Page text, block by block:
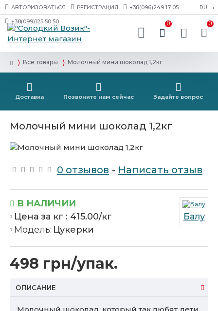
АВТОРИЗОВАТЬСЯ РЕГИСТРАЦИЯ +38(096)249 17 05
+38(099)125 50 50
RU
0 0
Все товары Молочный мини шоколад 1,2кг
Доставка Позвоните нам сейчас Задайте вопрос
Молочный мини шоколад 1,2кг
0 отзывов - Написать отзыв
498 грн/упак.
В НАЛИЧИИ
Цена за кг : 415.00/кг
Модель: Цукерки
Балу
ОПИСАНИЕ